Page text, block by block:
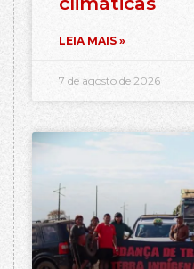
LEIA MAIS »
7 de agosto de 2026